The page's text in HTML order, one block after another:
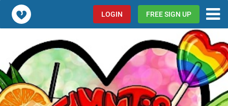
Popcorn.dating LOGIN FREE SIGN UP